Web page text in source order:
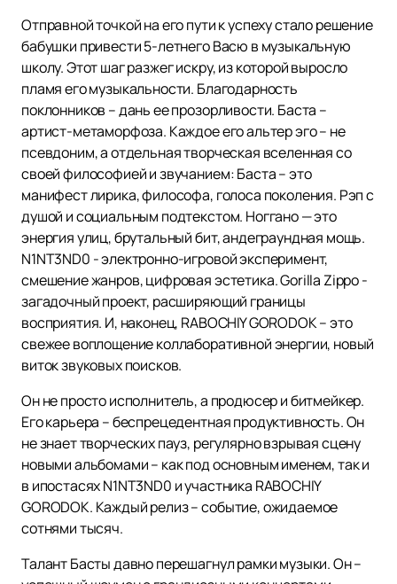
Отправной точкой на его пути к успеху стало решение
бабушки привести 5-летнего Васю в музыкальную
школу. Этот шаг разжег искру, из которой выросло
пламя его музыкальности. Благодарность
поклонников – дань ее прозорливости. Баста –
артист-метаморфоза. Каждое его альтер эго – не
псевдоним, а отдельная творческая вселенная со
своей философией и звучанием: Баста – это
манифест лирика, философа, голоса поколения. Рэп с
душой и социальным подтекстом. Ноггано — это
энергия улиц, брутальный бит, андеграундная мощь.
N1NT3ND0 - электронно-игровой эксперимент,
смешение жанров, цифровая эстетика. Gorilla Zippo -
загадочный проект, расширяющий границы
восприятия. И, наконец, RABOCHIY GORODOK – это
свежее воплощение коллаборативной энергии, новый
виток звуковых поисков.
Он не просто исполнитель, а продюсер и битмейкер.
Его карьера – беспрецедентная продуктивность. Он
не знает творческих пауз, регулярно взрывая сцену
новыми альбомами – как под основным именем, так и
в ипостасях N1NT3ND0 и участника RABOCHIY
GORODOK. Каждый релиз – событие, ожидаемое
сотнями тысяч.
Талант Басты давно перешагнул рамки музыки. Он –